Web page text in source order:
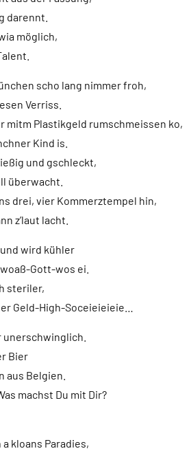
darennt.
möglich,
scho lang nimmer froh,
Verriss.
mitm Plastikgeld rumschmeissen ko,
Kind is.
und gschleckt,
überwacht.
drei, vier Kommerztempel hin,
z’laut lacht.
wird kühler
Gott-wos ei.
steriler,
Geld-High-Soceieieieie…
unerschwinglich.
Bier
aus Belgien.
machst Du mit Dir?
kloans Paradies,